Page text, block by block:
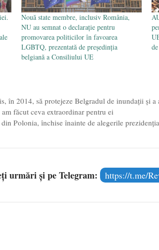
Nouă state membre, inclusiv România,
NU au semnat o declaraţie pentru
promovarea politicilor în favoarea
LGBTQ, prezentată de preşedinţia
belgiană a Consiliului UE
în 2014, să protejeze Belgradul de inundații și a
făcut ceva extraordinar pentru ei
Polonia, închise înainte de alegerile
urmări și pe Telegram: https://t.me/